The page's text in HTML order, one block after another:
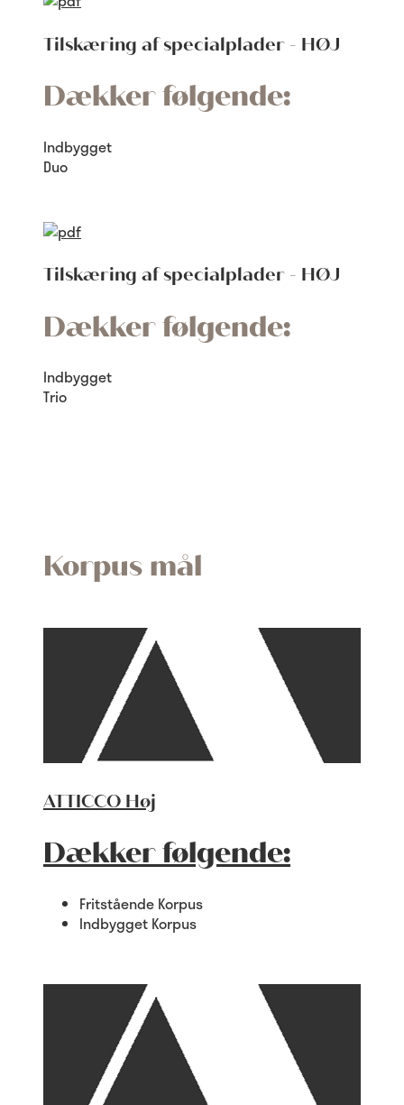
Tilskæring af specialplader - HØJ
Dækker følgende:
Indbygget
Duo
Tilskæring af specialplader - HØJ
Dækker følgende:
Indbygget
Trio
Korpus mål
ATTICCO Høj
Dækker følgende:
Fritstående Korpus
Indbygget Korpus